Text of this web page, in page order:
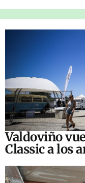
Valdoviño
Classic a los